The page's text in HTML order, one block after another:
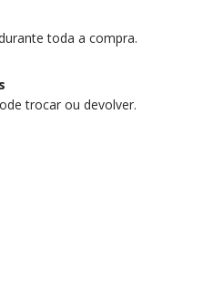
toda a compra.
trocar ou devolver.